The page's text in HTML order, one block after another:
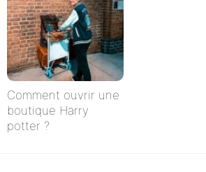
Comment ouvrir une
boutique Harry
potter ?